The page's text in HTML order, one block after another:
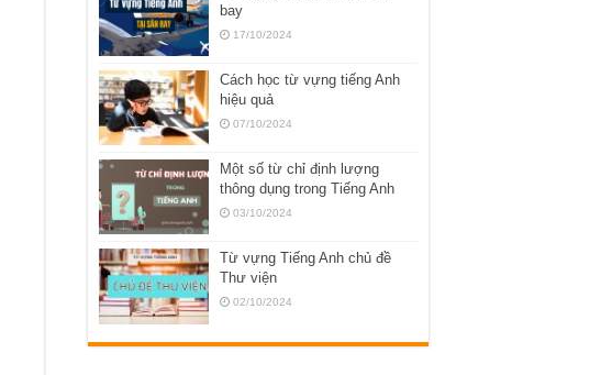
bay
17/10/2024
Cách học từ vựng tiếng Anh
hiệu quả
07/10/2024
Một số từ chỉ định lượng
thông dụng trong Tiếng Anh
03/10/2024
Từ vựng Tiếng Anh chủ đề
Thư viện
02/10/2024